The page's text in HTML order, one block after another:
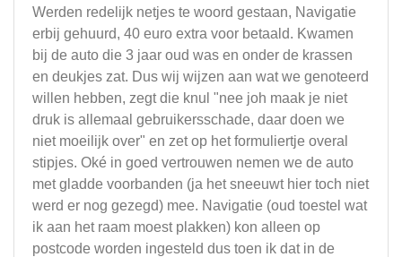
Werden redelijk netjes te woord gestaan, Navigatie
erbij gehuurd, 40 euro extra voor betaald. Kwamen
bij de auto die 3 jaar oud was en onder de krassen
en deukjes zat. Dus wij wijzen aan wat we genoteerd
willen hebben, zegt die knul "nee joh maak je niet
druk is allemaal gebruikersschade, daar doen we
niet moeilijk over" en zet op het formuliertje overal
stipjes. Oké in goed vertrouwen nemen we de auto
met gladde voorbanden (ja het sneeuwt hier toch niet
werd er nog gezegd) mee. Navigatie (oud toestel wat
ik aan het raam moest plakken) kon alleen op
postcode worden ingesteld dus toen ik dat in de